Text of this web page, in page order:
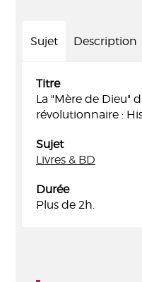
Sujet Description
Titre
La "Mère de Dieu"
révolutionnaire :
Sujet
Livres & BD
Durée
Plus de 2h.